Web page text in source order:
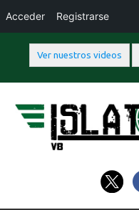
Ver nuestros videos
contenido
Acceder Registrarse